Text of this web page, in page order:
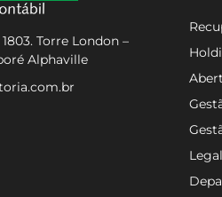
Torre London –
Alphaville